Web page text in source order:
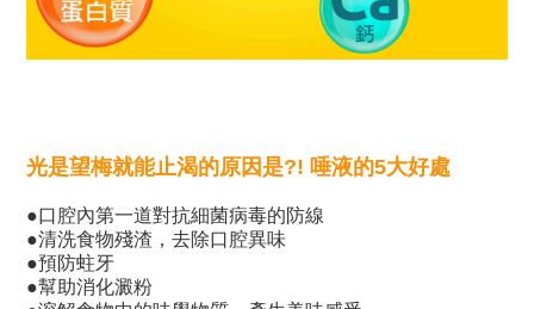
光是望梅就能止渴的原因是?! 唾液的5大好處
●口腔內第一道對抗細菌病毒的防線
●清洗食物殘渣，去除口腔異味
●預防蛀牙
●幫助消化澱粉